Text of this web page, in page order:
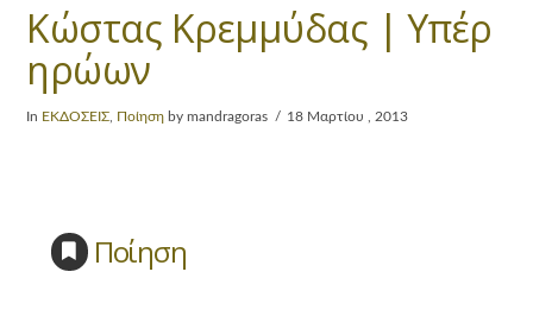
Κώστας Κρεμμύδας | Υπέρ
ηρώων
In ΕΚΔΟΣΕΙΣ Ποίηση by mandragoras 18 Μαρτίου , 2013
Ποίηση